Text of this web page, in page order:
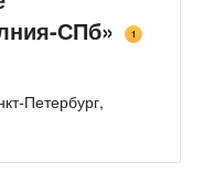
мо́лния
СПб»
1
Петербург,